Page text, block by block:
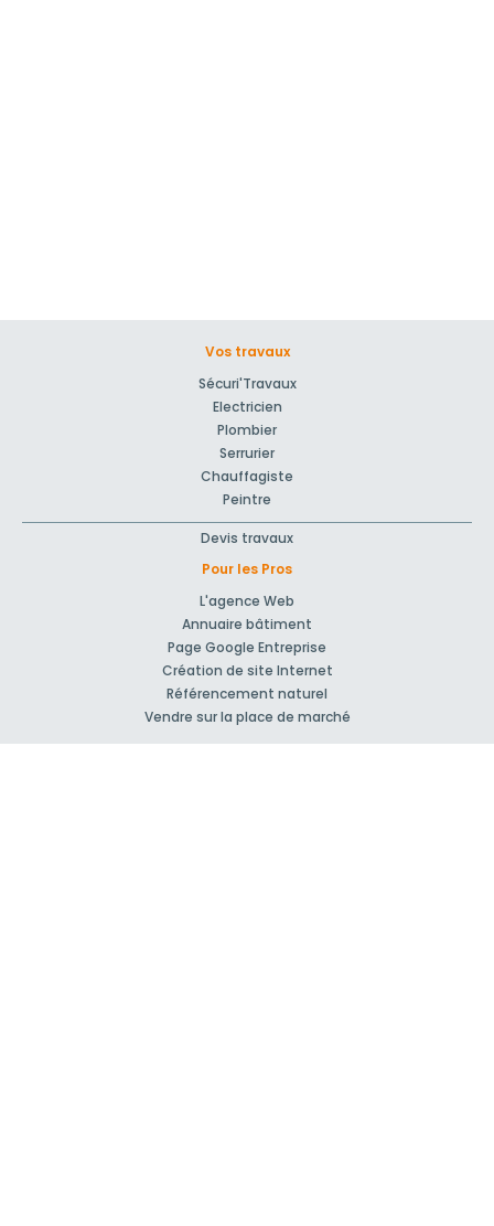
Vos travaux
Sécuri'Travaux
Electricien
Plombier
Serrurier
Chauffagiste
Peintre
Devis travaux
Pour les Pros
L'agence Web
Annuaire bâtiment
Page Google Entreprise
Création de site Internet
Référencement naturel
Vendre sur la place de marché